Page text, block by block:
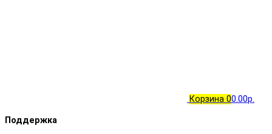
Корзина 00.00р.
Поддержка